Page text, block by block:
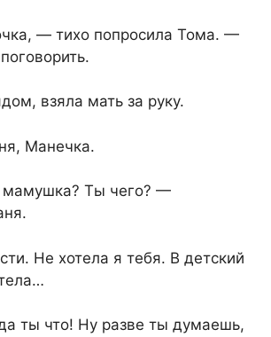
— тихо попросила Тома. —
взяла мать за руку.
Манечка.
Ты чего? —
Не хотела я тебя. В детский
ты что! Ну разве ты думаешь,